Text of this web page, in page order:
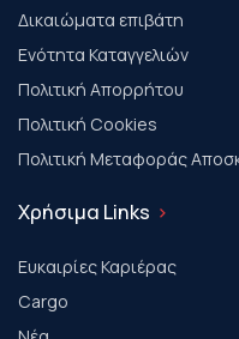
Δικαιώματα επιβάτη
Ενότητα Καταγγελιών
Πολιτική Απορρήτου
Πολιτική Cookies
Πολιτική Μεταφοράς
Χρήσιμα Links
Ευκαιρίες Καριέρας
Cargo